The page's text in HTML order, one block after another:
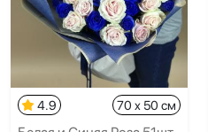
4.9 70 x 50 см